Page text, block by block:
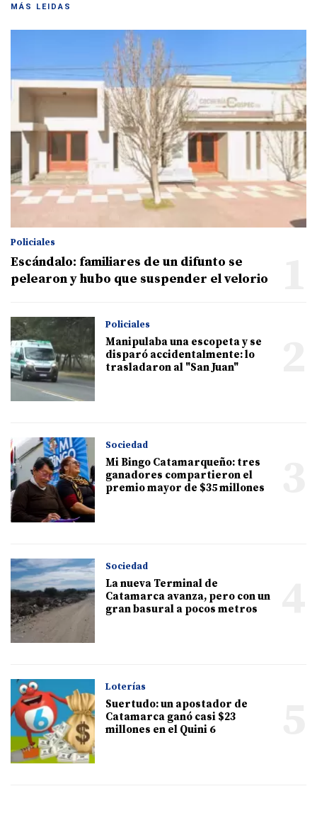
MÁS LEIDAS
Policiales
Escándalo: familiares de un difunto se
pelearon y hubo que suspender el velorio
Policiales
Manipulaba una escopeta y se
disparó accidentalmente: lo
trasladaron al "San Juan"
Sociedad
Mi Bingo Catamarqueño: tres
ganadores compartieron el
premio mayor de $35 millones
Sociedad
La nueva Terminal de
Catamarca avanza, pero con un
gran basural a pocos metros
Loterías
Suertudo: un apostador de
Catamarca ganó casi $23
millones en el Quini 6